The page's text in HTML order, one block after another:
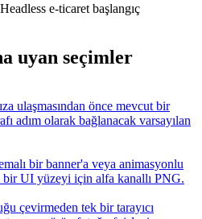
Headless e-ticaret başlangıç
uyan seçimler
ulaşmasından önce mevcut bir
adım olarak bağlanacak varsayılan
bir banner'a veya animasyonlu
UI yüzeyi için alfa kanallı PNG.
çevirmeden tek bir tarayıcı